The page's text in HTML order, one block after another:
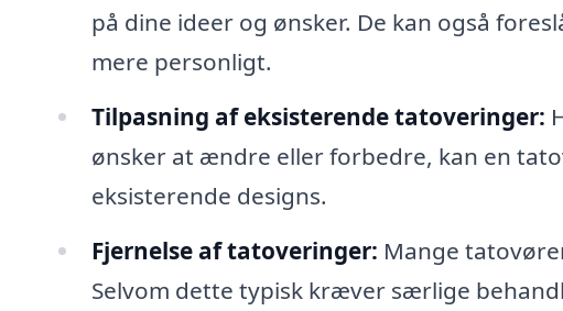
på dine ideer og ønsker. De kan også
mere personligt.
Tilpasning af eksisterende tatoveringer:
ønsker at ændre eller forbedre, kan en
eksisterende designs.
Fjernelse af tatoveringer: Mange
Selvom dette typisk kræver særlige